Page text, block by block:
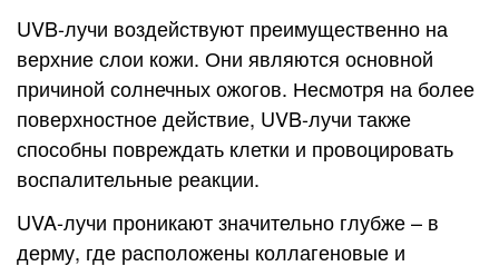
UVB-лучи воздействуют преимущественно на
верхние слои кожи. Они являются основной
причиной солнечных ожогов. Несмотря на более
поверхностное действие, UVB-лучи также
способны повреждать клетки и провоцировать
воспалительные реакции.
UVA-лучи проникают значительно глубже – в
дерму, где расположены коллагеновые и